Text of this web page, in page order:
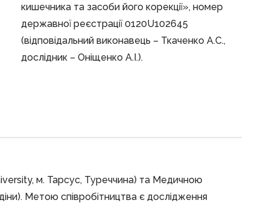
кишечника та засоби його корекції», номер
державної реєстрації 0120U102645
(відповідальний виконавець – Ткаченко А.С.,
дослідник – Оніщенко А.І.).
м. Тарсус, Туреччина) та Медичною
Метою співробітництва є дослідження